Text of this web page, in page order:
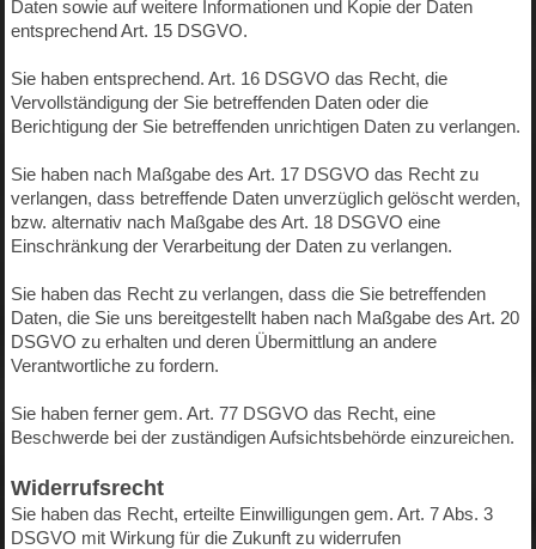
Daten sowie auf weitere Informationen und Kopie der Daten
entsprechend Art. 15 DSGVO.
Sie haben entsprechend. Art. 16 DSGVO das Recht, die
Vervollständigung der Sie betreffenden Daten oder die
Berichtigung der Sie betreffenden unrichtigen Daten zu verlangen.
Sie haben nach Maßgabe des Art. 17 DSGVO das Recht zu
verlangen, dass betreffende Daten unverzüglich gelöscht werden,
bzw. alternativ nach Maßgabe des Art. 18 DSGVO eine
Einschränkung der Verarbeitung der Daten zu verlangen.
Sie haben das Recht zu verlangen, dass die Sie betreffenden
Daten, die Sie uns bereitgestellt haben nach Maßgabe des Art. 20
DSGVO zu erhalten und deren Übermittlung an andere
Verantwortliche zu fordern.
Sie haben ferner gem. Art. 77 DSGVO das Recht, eine
Beschwerde bei der zuständigen Aufsichtsbehörde einzureichen.
Widerrufsrecht
Sie haben das Recht, erteilte Einwilligungen gem. Art. 7 Abs. 3
DSGVO mit Wirkung für die Zukunft zu widerrufen